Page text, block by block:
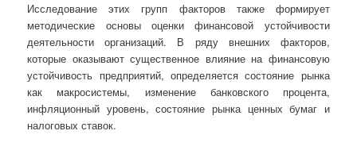
Исследование этих групп факторов также формирует
методические основы оценки финансовой устойчивости
деятельности организаций. В ряду внешних факторов,
которые оказывают существенное влияние на финансовую
устойчивость предприятий, определяется состояние рынка
как макросистемы, изменение банковского процента,
инфляционный уровень, состояние рынка ценных бумаг и
налоговых ставок.